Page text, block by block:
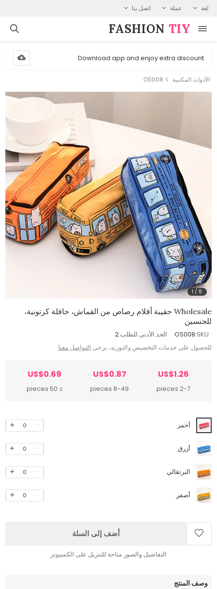
لغة عملة اتصل بنا
FASHION⁠ TIY
Download app and enjoy extra discount
الأدوات المكتبية OS008
1 / 8
Wholesale حقيبة أقلام رصاص من القماش، حافلة كرتونية،
للجنسين
SKU:
OS008 الحد الأدنى للطلب:2
للحصول على خدمات التخصيص والتوريد، يرجى التواصل معنا
US$1.26
2-7 pieces
US$0.87
8-49 pieces
US$0.69
≥ 50 pieces
أحمر 0
أزرق 0
البرتقالي 0
أصفر 0
أضف إلى السلة
التفاصيل والصور متاحة للتنزيل على الكمبيوتر
وصف المنتج